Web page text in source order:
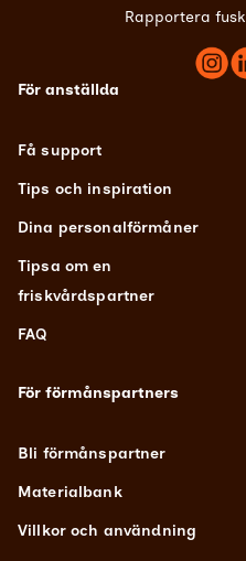
Rapportera
För anställda
Få support
Tips och inspiration
Dina personalförmåner
Tipsa om en
friskvårdspartner
FAQ
För förmånspartners
Bli förmånspartner
Materialbank
Villkor och användning